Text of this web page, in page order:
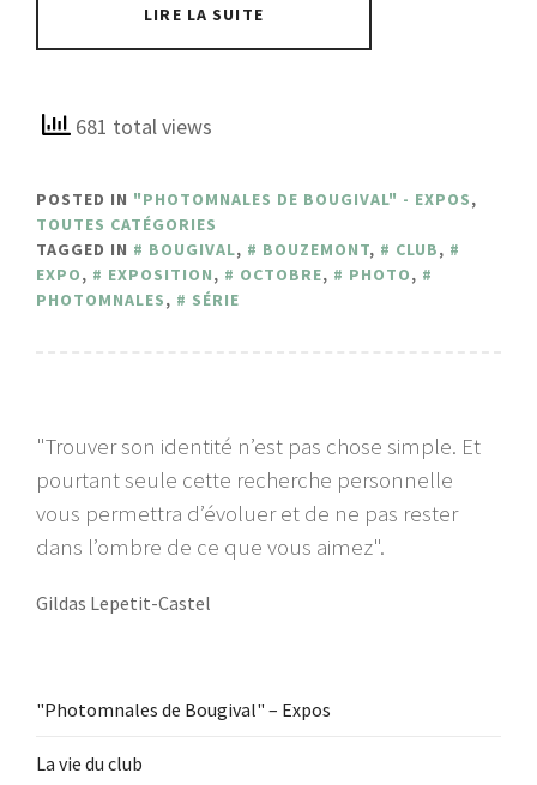
LIRE LA SUITE
681 total views
POSTED IN "PHOTOMNALES DE BOUGIVAL" - EXPOS,
TOUTES CATÉGORIES
TAGGED IN
BOUGIVAL, BOUZEMONT, CLUB,
EXPO, EXPOSITION, OCTOBRE, PHOTO,
PHOTOMNALES, SÉRIE
"Trouver son identité n’est pas chose simple. Et
pourtant seule cette recherche personnelle
vous permettra d’évoluer et de ne pas rester
dans l’ombre de ce que vous aimez".
Gildas Lepetit-Castel
"Photomnales de Bougival" – Expos
La vie du club